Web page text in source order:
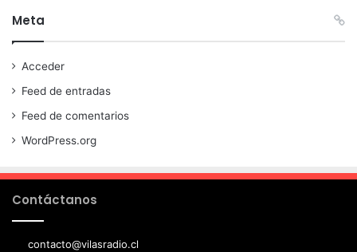
Meta
Acceder
Feed de entradas
Feed de comentarios
WordPress.org
Contáctanos
contacto@vilasradio.cl